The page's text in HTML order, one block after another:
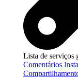
Lista de serviços
Comentários